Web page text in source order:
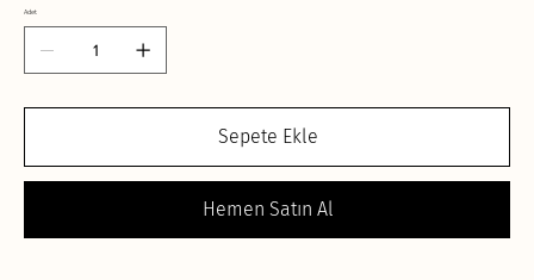
Adet
Sepete Ekle
Hemen Satın Al